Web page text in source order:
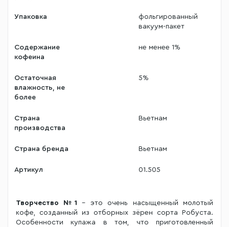
Упаковка
фольгированный
вакуум-пакет
Содержание
кофеина
не менее 1%
Остаточная
влажность, не
более
5%
Страна
производства
Вьетнам
Страна бренда Вьетнам
Артикул 01.505
Творчество №1 – это очень насыщенный молотый
кофе, созданный из отборных зёрен сорта Робуста.
Особенности купажа в том, что приготовленный